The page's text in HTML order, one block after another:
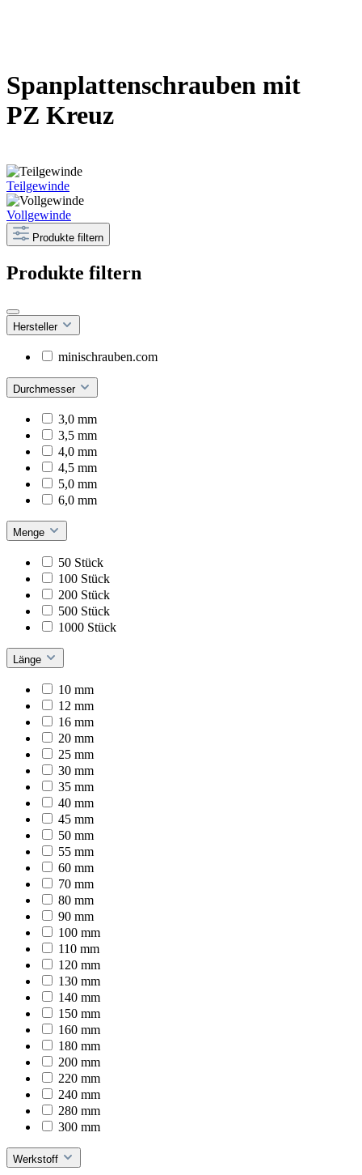
Spanplattenschrauben mit
PZ Kreuz
Teilgewinde
Vollgewinde
Produkte filtern
Produkte filtern
Hersteller
minischrauben.com
Durchmesser
3,0 mm
3,5 mm
4,0 mm
4,5 mm
5,0 mm
6,0 mm
Menge
50 Stück
100 Stück
200 Stück
500 Stück
1000 Stück
Länge
10 mm
12 mm
16 mm
20 mm
25 mm
30 mm
35 mm
40 mm
45 mm
50 mm
55 mm
60 mm
70 mm
80 mm
90 mm
100 mm
110 mm
120 mm
130 mm
140 mm
150 mm
160 mm
180 mm
200 mm
220 mm
240 mm
280 mm
300 mm
Werkstoff